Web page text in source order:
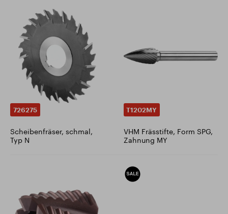
726275
Scheibenfräser, schmal,
Typ N
T1202MY
VHM Frässtifte, Form SPG,
Zahnung MY